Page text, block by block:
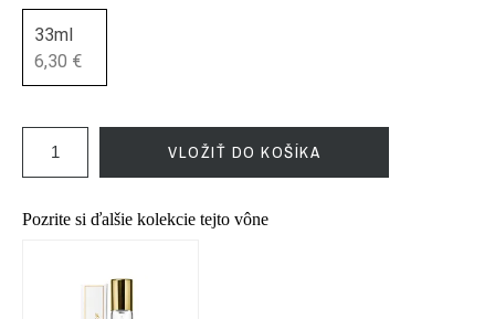
33ml
6,30 €
VLOŽIŤ DO KOŠÍKA
Pozrite si ďalšie kolekcie tejto vône